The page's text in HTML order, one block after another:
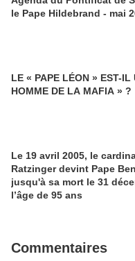
le Pape Hildebrand - mai
LE « PAPE LÉON » EST-IL
HOMME DE LA MAFIA » ?
Le 19 avril 2005, le
Ratzinger devint Pape
jusqu'à sa mort le 31
l’âge de 95 ans
Commentaires